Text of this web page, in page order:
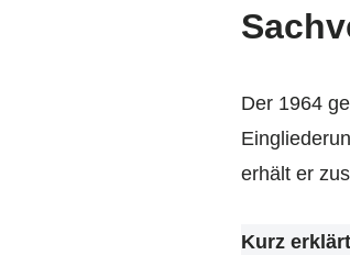
Der 1964
erhält er
Kurz